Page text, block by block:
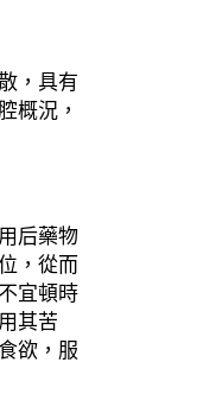
，具有
概況，
后藥物
，從而
宜頓時
其苦
欲，服